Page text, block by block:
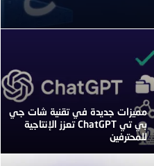
مميزات جديدة في تقنية شات جي
بي تي ChatGPT تعزز الإنتاجية
للمحترفين